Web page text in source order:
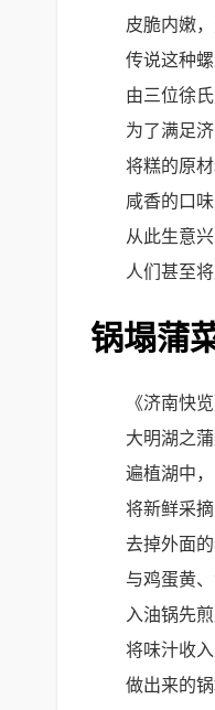
皮脆内嫩
传说这种
由三位徐
为了满足
将糕的原
咸香的口
从此生意
人们甚至
锅塌蒲
《济南快
大明湖之
遍植湖中
将新鲜采
去掉外面
与鸡蛋黄
入油锅先
将味汁收
做出来的